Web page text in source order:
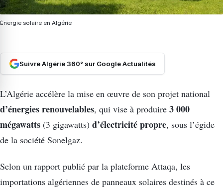
Énergie solaire en Algérie
Suivre Algérie 360° sur Google Actualités
L’Algérie accélère la mise en œuvre de son projet national
d’énergies renouvelables, qui vise à produire 3 000
mégawatts (3 gigawatts) d’électricité propre, sous l’égide
de la société Sonelgaz.
Selon un rapport publié par la plateforme Attaqa, les
importations algériennes de panneaux solaires destinés à ce